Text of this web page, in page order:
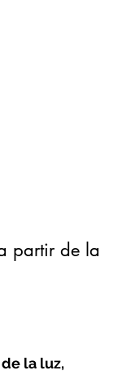
partir de la
la luz,